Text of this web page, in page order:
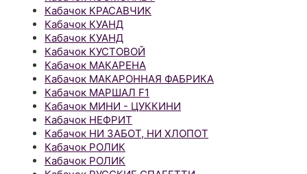
Кабачок КРАСАВЧИК
Кабачок КУАНД
Кабачок КУАНД
Кабачок КУСТОВОЙ
Кабачок МАКАРЕНА
Кабачок МАКАРОННАЯ ФАБРИКА
Кабачок МАРШАЛ F1
Кабачок МИНИ - ЦУККИНИ
Кабачок НЕФРИТ
Кабачок НИ ЗАБОТ, НИ ХЛОПОТ
Кабачок РОЛИК
Кабачок РОЛИК